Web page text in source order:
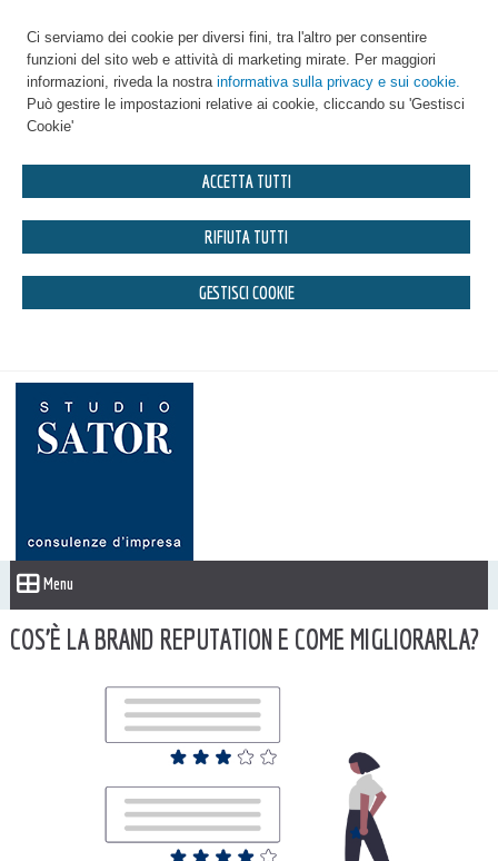
Ci serviamo dei cookie per diversi fini, tra l'altro per consentire
funzioni del sito web e attività di marketing mirate. Per maggiori
informazioni, riveda la nostrainformativa sulla privacy e sui cookie.
Può gestire le impostazioni relative ai cookie, cliccando su 'Gestisci
Cookie'
ACCETTA TUTTI
RIFIUTA TUTTI
GESTISCI COOKIE
Menu
COS’È LA BRAND REPUTATION E COME MIGLIORARLA?